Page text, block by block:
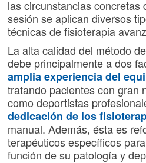
las circunstancias concretas
sesión se aplican diversos
técnicas de fisioterapia
La alta calidad del método
debe principalmente a dos
amplia experiencia del
tratando pacientes con gran
como deportistas
dedicación de los
manual. Además, ésta es
terapéuticos específicos
función de su patología y